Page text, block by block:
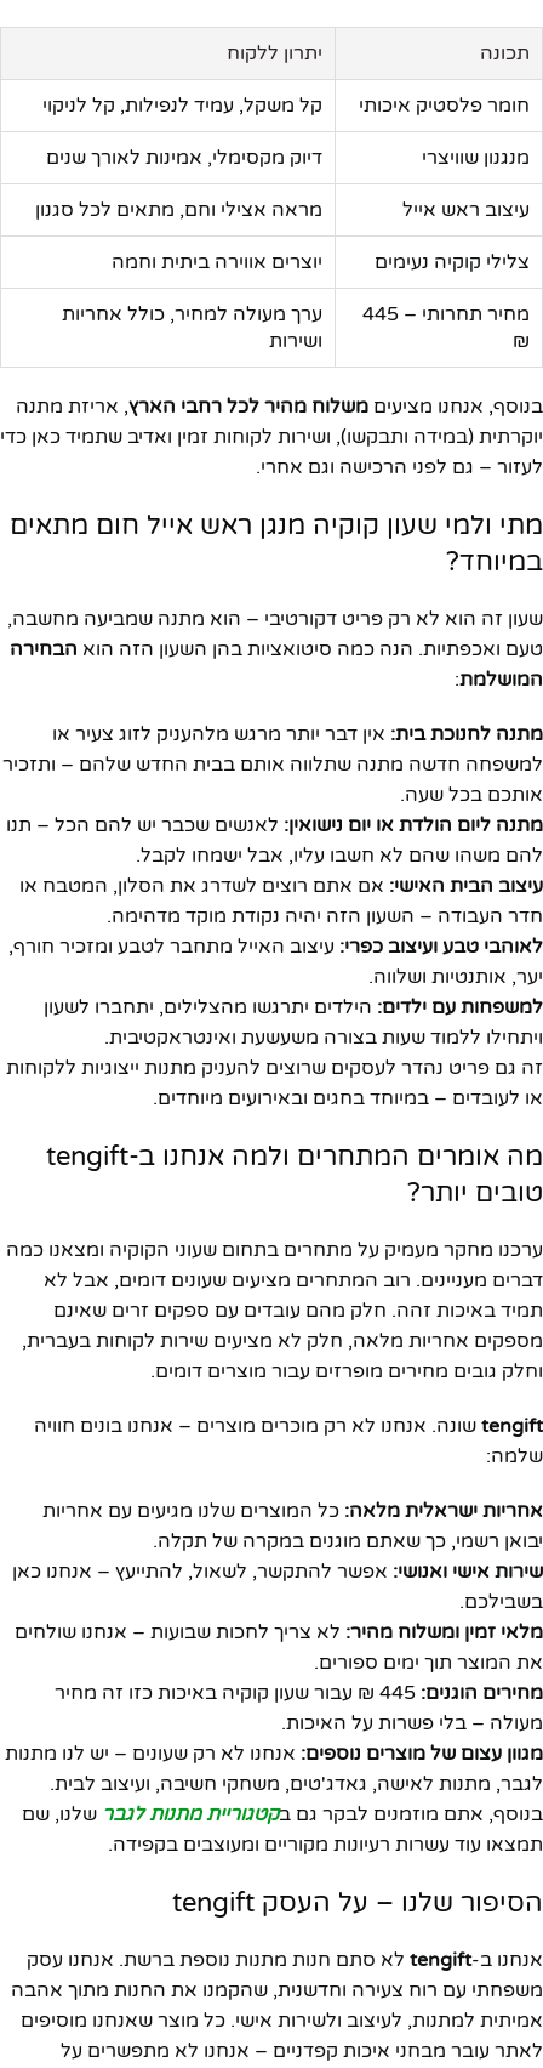
תכונה יתרון ללקוח
חומר פלסטיק איכותי קל משקל, עמיד לנפילות, קל לניקוי
מנגנון שוויצרי דיוק מקסימלי, אמינות לאורך שנים
עיצוב ראש אייל מראה אצילי וחם, מתאים לכל סגנון
צלילי קוקיה נעימים יוצרים אווירה ביתית וחמה
מחיר תחרותי – 445
₪
ערך מעולה למחיר, כולל אחריות
ושירות
בנוסף, אנחנו מציעים משלוח מהיר לכל רחבי הארץ, אריזת מתנה
יוקרתית (במידה ותבקשו), ושירות לקוחות זמין ואדיב שתמיד כאן כדי
לעזור – גם לפני הרכישה וגם אחרי.
מתי ולמי שעון קוקיה מנגן ראש אייל חום מתאים
במיוחד?
שעון זה הוא לא רק פריט דקורטיבי – הוא מתנה שמביעה מחשבה,
טעם ואכפתיות. הנה כמה סיטואציות בהן השעון הזה הוא הבחירה
המושלמת:
מתנה לחנוכת בית: אין דבר יותר מרגש מלהעניק לזוג צעיר או
למשפחה חדשה מתנה שתלווה אותם בבית החדש שלהם – ותזכיר
אותכם בכל שעה.
מתנה ליום הולדת או יום נישואין: לאנשים שכבר יש להם הכל – תנו
להם משהו שהם לא חשבו עליו, אבל ישמחו לקבל.
עיצוב הבית האישי: אם אתם רוצים לשדרג את הסלון, המטבח או
חדר העבודה – השעון הזה יהיה נקודת מוקד מדהימה.
לאוהבי טבע ועיצוב כפרי: עיצוב האייל מתחבר לטבע ומזכיר חורף,
יער, אותנטיות ושלווה.
למשפחות עם ילדים: הילדים יתרגשו מהצלילים, יתחברו לשעון
ויתחילו ללמוד שעות בצורה משעשעת ואינטראקטיבית.
זה גם פריט נהדר לעסקים שרוצים להעניק מתנות ייצוגיות ללקוחות
או לעובדים – במיוחד בחגים ובאירועים מיוחדים.
מה אומרים המתחרים ולמה אנחנו ב-tengift
טובים יותר?
ערכנו מחקר מעמיק על מתחרים בתחום שעוני הקוקיה ומצאנו כמה
דברים מעניינים. רוב המתחרים מציעים שעונים דומים, אבל לא
תמיד באיכות זהה. חלק מהם עובדים עם ספקים זרים שאינם
מספקים אחריות מלאה, חלק לא מציעים שירות לקוחות בעברית,
וחלק גובים מחירים מופרזים עבור מוצרים דומים.
tengift שונה. אנחנו לא רק מוכרים מוצרים – אנחנו בונים חוויה
שלמה:
אחריות ישראלית מלאה: כל המוצרים שלנו מגיעים עם אחריות
יבואן רשמי, כך שאתם מוגנים במקרה של תקלה.
שירות אישי ואנושי: אפשר להתקשר, לשאול, להתייעץ – אנחנו כאן
בשבילכם.
מלאי זמין ומשלוח מהיר: לא צריך לחכות שבועות – אנחנו שולחים
את המוצר תוך ימים ספורים.
מחירים הוגנים:
445 ₪ עבור שעון קוקיה באיכות כזו זה מחיר
מעולה – בלי פשרות על האיכות.
מגוון עצום של מוצרים נוספים: אנחנו לא רק שעונים – יש לנו מתנות
לגבר, מתנות לאישה, גאדג'טים, משחקי חשיבה, ועיצוב לבית.
בנוסף, אתם מוזמנים לבקר גם בקטגוריית מתנות לגבר שלנו, שם
תמצאו עוד עשרות רעיונות מקוריים ומעוצבים בקפידה.
הסיפור שלנו – על העסק tengift
אנחנו ב-tengift לא סתם חנות מתנות נוספת ברשת. אנחנו עסק
משפחתי עם רוח צעירה וחדשנית, שהקמנו את החנות מתוך אהבה
אמיתית למתנות, לעיצוב ולשירות אישי. כל מוצר שאנחנו מוסיפים
לאתר עובר מבחני איכות קפדניים – אנחנו לא מתפשרים על